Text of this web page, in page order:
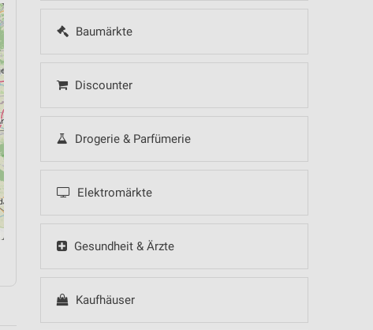
Baumärkte
Discounter
Drogerie & Parfümerie
Elektromärkte
Gesundheit & Ärzte
Kaufhäuser